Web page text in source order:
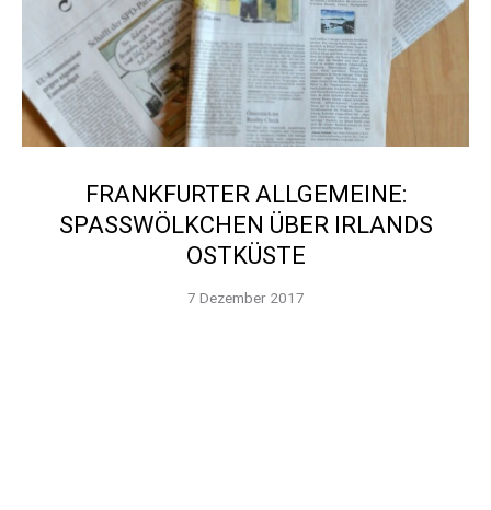
FRANKFURTER ALLGEMEINE:
SPASSWÖLKCHEN ÜBER IRLANDS O
STKÜSTE
7 Dezember 2017